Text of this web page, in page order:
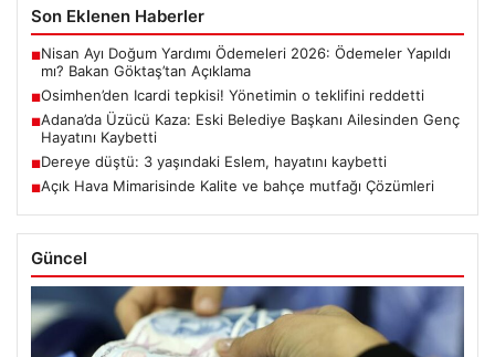
Son Eklenen Haberler
■Nisan Ayı Doğum Yardımı Ödemeleri 2026: Ödemeler Yapıldı
mı? Bakan Göktaş’tan Açıklama
■Osimhen’den Icardi tepkisi! Yönetimin o teklifini reddetti
■Adana’da Üzücü Kaza: Eski Belediye Başkanı Ailesinden Genç
Hayatını Kaybetti
■Dereye düştü: 3 yaşındaki Eslem, hayatını kaybetti
■Açık Hava Mimarisinde Kalite ve bahçe mutfağı Çözümleri
Güncel